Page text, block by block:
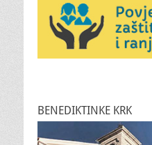
BENEDIKTINKE KRK